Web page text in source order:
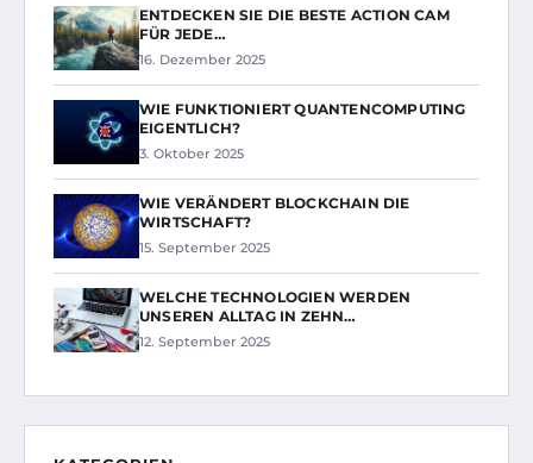
ENTDECKEN SIE DIE BESTE ACTION CAM
FÜR JEDE…
16. Dezember 2025
WIE FUNKTIONIERT QUANTENCOMPUTING
EIGENTLICH?
3. Oktober 2025
WIE VERÄNDERT BLOCKCHAIN DIE
WIRTSCHAFT?
15. September 2025
WELCHE TECHNOLOGIEN WERDEN
UNSEREN ALLTAG IN ZEHN…
12. September 2025